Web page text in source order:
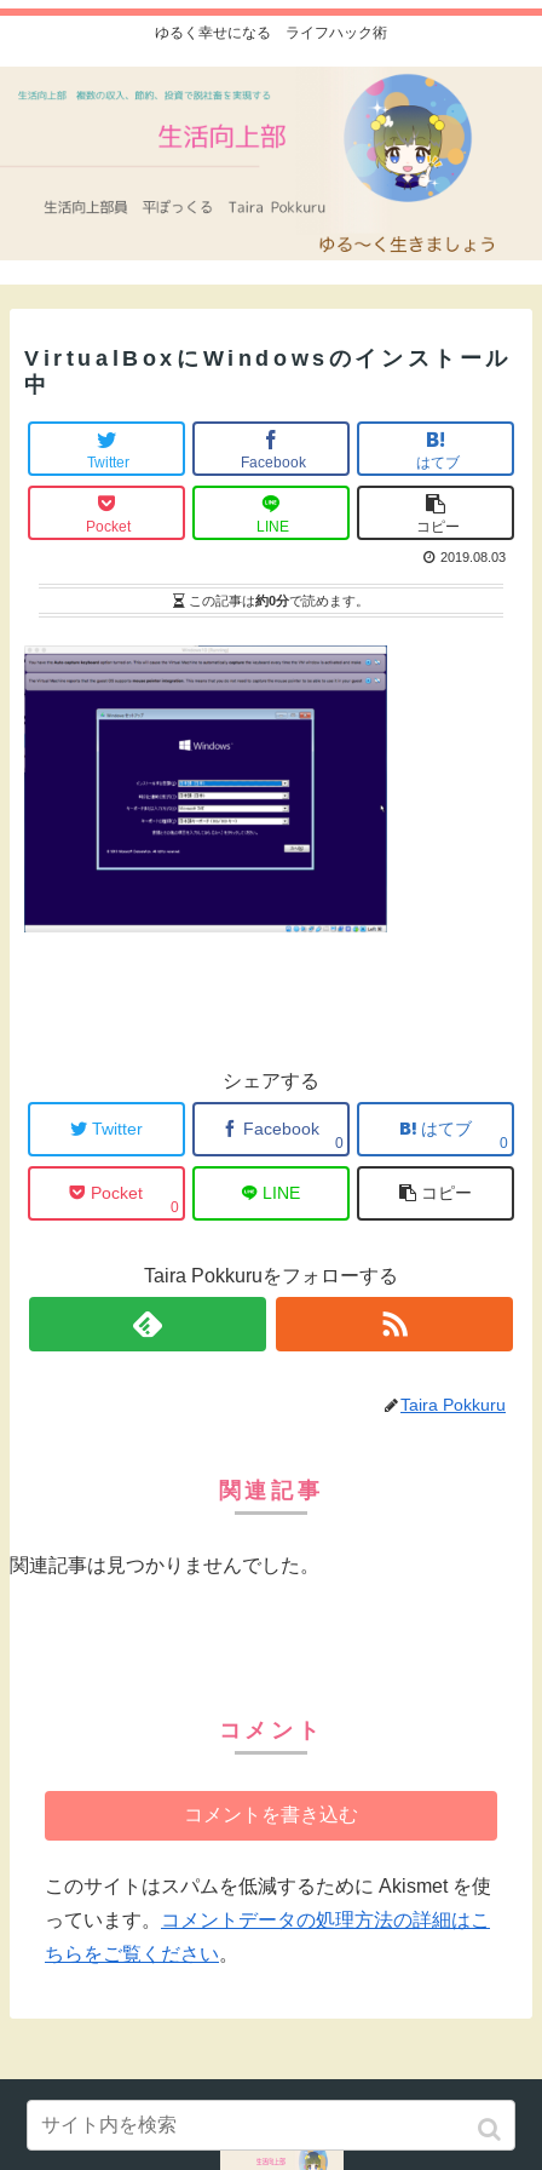
ゆるく幸せになる ライフハック術
VirtualBoxにWindowsのインストール
中
Twitter Facebook はてブ
Pocket LINE コピー
2019.08.03
この記事は約0分で読めます。
シェアする
Twitter Facebook
0
はてブ
0
Pocket
0
LINE コピー
Taira Pokkuruをフォローする
Taira Pokkuru
関連記事
関連記事は見つかりませんでした。
コメント
コメントを書き込む
このサイトはスパムを低減するために Akismet を使
っています。
コメントデータの処理方法の詳細はこ
ちらをご覧ください。